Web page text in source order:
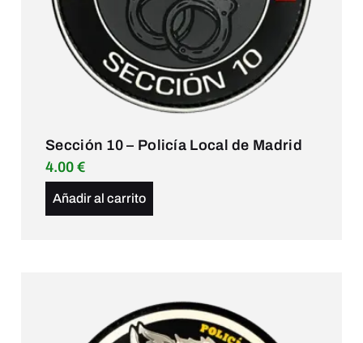
Sección 10 – Policía Local de Madrid
4.00 €
Añadir al carrito